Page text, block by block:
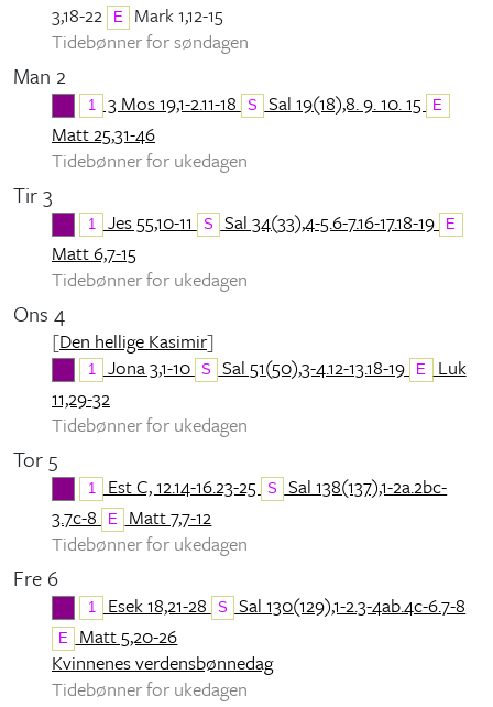
3,18-22
E
Mark 1,12-15
Tidebønner for søndagen
Man 2
1 3 Mos 19,1-2.11-18 S Sal 19(18),8. 9. 10. 15 E
Matt 25,31-46
Tidebønner for ukedagen
Tir 3
1 Jes 55,10-11 S Sal 34(33),4-5.6-7.16-17.18-19 E
Matt 6,7-15
Tidebønner for ukedagen
Ons 4
[Den hellige Kasimir]
1 Jona 3,1-10 S Sal 51(50),3-4.12-13.18-19 E
Luk
11,29-32
Tidebønner for ukedagen
Tor 5
1 Est C, 12.14-16.23-25 S
Sal 138(137),1-2a.2bc-
3.7c-8
E
Matt 7,7-12
Tidebønner for ukedagen
Fre 6
1 Esek 18,21-28 S Sal 130(129),1-2.3-4ab.4c-6.7-8
E
Matt 5,20-26
Kvinnenes verdensbønnedag
Tidebønner for ukedagen